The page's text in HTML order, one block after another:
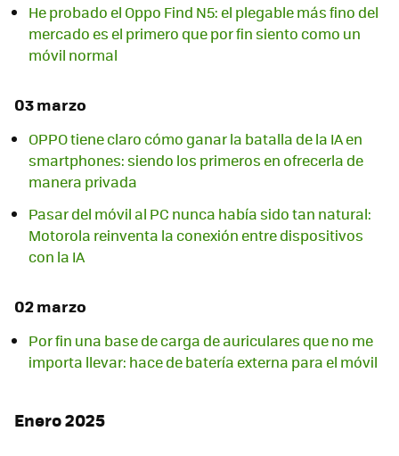
He probado el Oppo Find N5: el plegable más fino del
mercado es el primero que por fin siento como un
móvil normal
03 marzo
OPPO tiene claro cómo ganar la batalla de la IA en
smartphones: siendo los primeros en ofrecerla de
manera privada
Pasar del móvil al PC nunca había sido tan natural:
Motorola reinventa la conexión entre dispositivos
con la IA
02 marzo
Por fin una base de carga de auriculares que no me
importa llevar: hace de batería externa para el móvil
Enero 2025